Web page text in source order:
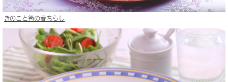
きのこと筍の春ちらし